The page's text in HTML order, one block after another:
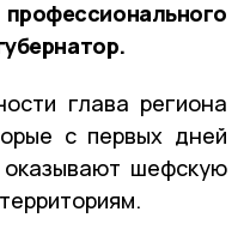
глава региона
с первых дней
шефскую